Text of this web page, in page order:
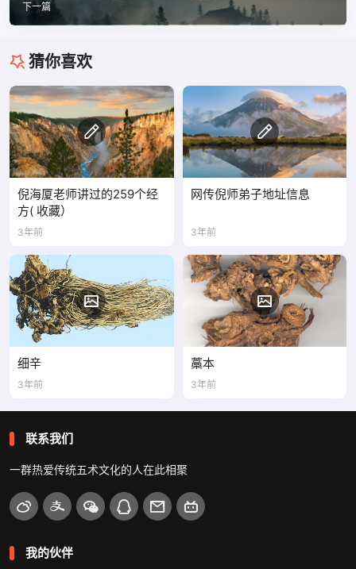
下一篇
猜你喜欢
倪海厦老师讲过的259个经
方( 收藏）
3年前
网传倪师弟子地址信息
3年前
细辛
3年前
藁本
3年前
联系我们
一群热爱传统五术文化的人在此相聚
我的伙伴